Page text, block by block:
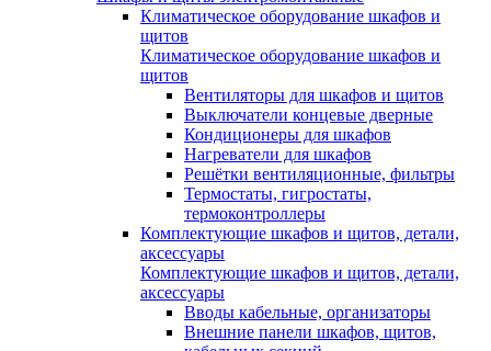
Климатическое оборудование шкафов и
щитов
Климатическое оборудование шкафов и
щитов
Вентиляторы для шкафов и щитов
Выключатели концевые дверные
Кондиционеры для шкафов
Нагреватели для шкафов
Решётки вентиляционные, фильтры
Термостаты, гигростаты,
термоконтроллеры
Комплектующие шкафов и щитов, детали,
аксессуары
Комплектующие шкафов и щитов, детали,
аксессуары
Вводы кабельные, организаторы
Внешние панели шкафов, щитов,